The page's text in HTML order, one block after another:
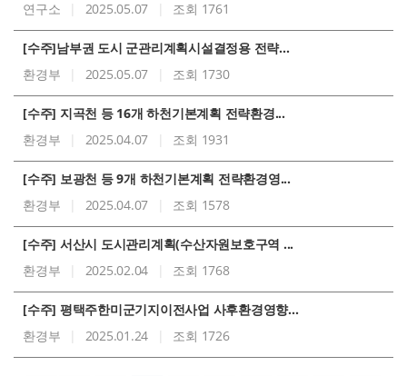
연구소
2025.05.07 조회 1761
[수주]남부권 도시 군관리계획시설결정용 전략...
환경부
2025.05.07 조회 1730
[수주] 지곡천 등 16개 하천기본계획 전략환경...
환경부
2025.04.07 조회 1931
[수주] 보광천 등 9개 하천기본계획 전략환경영...
환경부
2025.04.07 조회 1578
[수주] 서산시 도시관리계획(수산자원보호구역 ...
환경부
2025.02.04 조회 1768
[수주] 평택주한미군기지이전사업 사후환경영향...
환경부
2025.01.24 조회 1726